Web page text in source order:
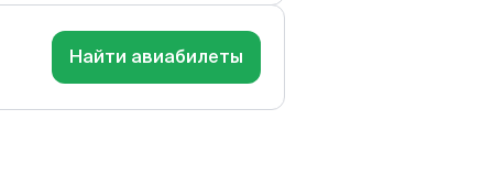
Найти авиабилеты